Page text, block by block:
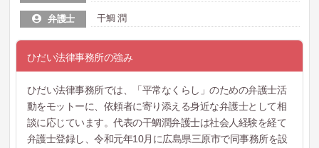
弁護士 干鯛 潤
ひだい法律事務所の強み
ひだい法律事務所では、「平常なくらし」のための弁護士活
動をモットーに、依頼者に寄り添える身近な弁護士として相
談に応じています。代表の干鯛潤弁護士は社会人経験を経て
弁護士登録し、令和元年10月に広島県三原市で同事務所を設